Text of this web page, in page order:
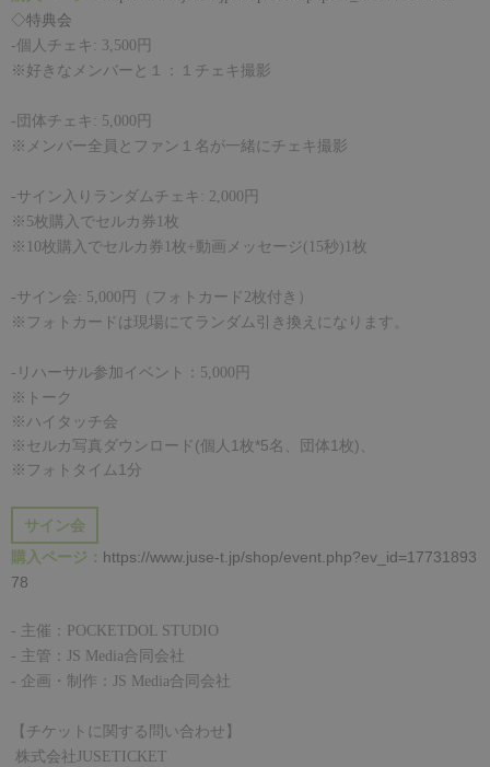
◇特典会
-個人チェキ : 3,500 円
※好きなメンバーと１：１チェキ撮影
- 団体チェキ : 5,000 円
※メンバー全員とファン１名が一緒にチェキ撮影
-サイン入り ランダムチェキ : 2,000 円
※ 5枚購入でセルカ券 枚
※
10枚購入でセルカ券 枚 +動画 メッセ ー ジ(15秒)1 枚
-サイン会: 5,000 円（フォトカード 2枚付き）
※ フォトカードは現場にてランダム引き換えになります。
- リハーサル参加イベント：5 ,000 円
※トーク
※ハイタッチ会
※セルカ写真ダウンロード(個人1枚*5名、団体1枚)、
※フォトタイム1分
サイン会
購入ページ： https://www.juse-t.jp/shop/event.php?ev_id=17731893
78
- 主催： POCKETDOL STUDIO
- 主管： JS Media合同会社
- 企画・制作： JS Media合同会社
【チケットに関する問い合わせ】
株式会社 JUSETICKET